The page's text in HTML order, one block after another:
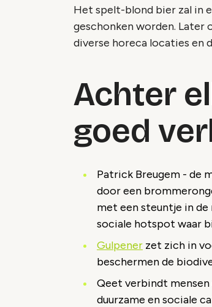
Het spelt-blond bier zal in
geschonken worden. Later
diverse horeca locaties en
Achter
goed
Patrick Breugem - de
door een
met een steuntje in de
sociale hotspot waar
Gulpener zet zich in
beschermen de
Qeet verbindt mensen
duurzame en sociale